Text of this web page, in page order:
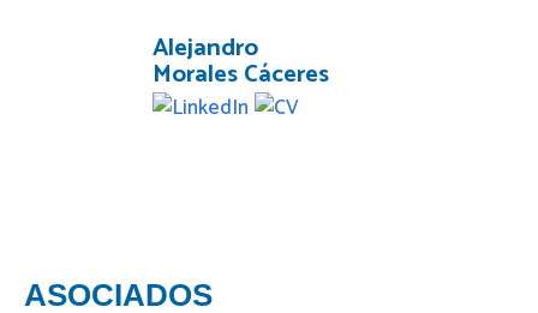
Alejandro
Morales Cáceres
ASOCIADOS